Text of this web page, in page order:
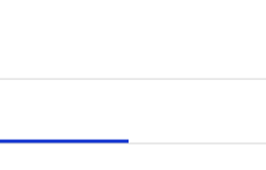
flyttingar
till kompletta